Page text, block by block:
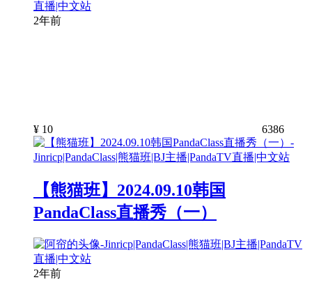
2年前
¥ 10 6386
【熊猫班】2024.09.10韩国
PandaClass直播秀（一）
2年前